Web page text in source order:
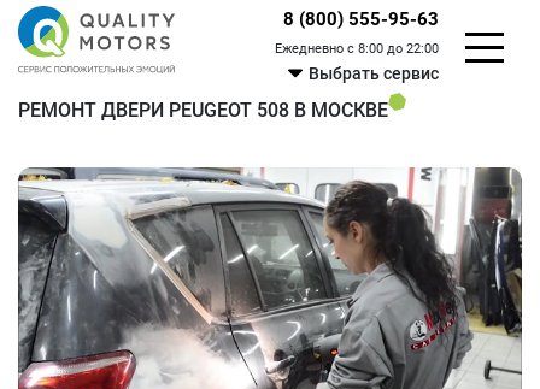
8 (800) 555-95-63
Ежедневно с 8:00 до 22:00
Выбрать сервис
РЕМОНТ ДВЕРИ PEUGEOT 508 В МОСКВЕ